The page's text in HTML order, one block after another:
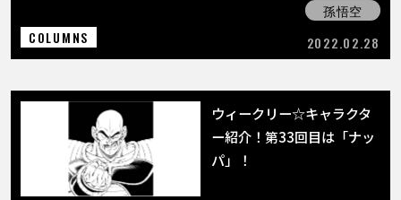
孫悟空
COLUMNS
2022.02.28
ウィークリー☆キャラクタ
ー紹介！第33回目は「ナッ
パ」！